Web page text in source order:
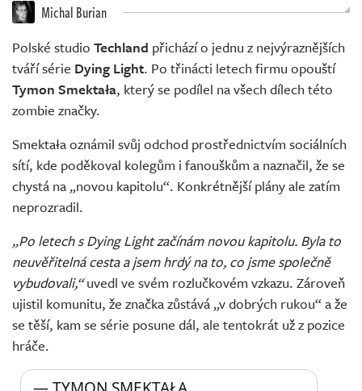
Živě Michal Burian
Polské studio Techland přichází o jednu z nejvýraznějších
tváří série Dying Light. Po třinácti letech firmu opouští
Tymon Smektała, který se podílel na všech dílech této
zombie značky.
Smektała oznámil svůj odchod prostřednictvím sociálních
sítí, kde poděkoval kolegům i fanouškům a naznačil, že se
chystá na „novou kapitolu“. Konkrétnější plány ale zatím
neprozradil.
„Po letech s Dying Light začínám novou kapitolu. Byla to
neuvěřitelná cesta a jsem hrdý na to, co jsme společně
vybudovali,“uvedl ve svém rozlučkovém vzkazu. Zároveň
ujistil komunitu, že značka zůstává „v dobrých rukou“ a že
se těší, kam se série posune dál, ale tentokrát už z pozice
hráče.